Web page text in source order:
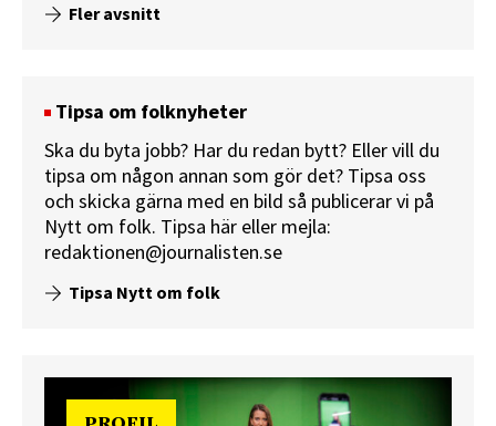
Fler avsnitt
Tipsa om folknyheter
Ska du byta jobb? Har du redan bytt? Eller vill du
tipsa om någon annan som gör det? Tipsa oss
och skicka gärna med en bild så publicerar vi på
Nytt om folk. Tipsa här eller mejla:
redaktionen@journalisten.se
Tipsa Nytt om folk